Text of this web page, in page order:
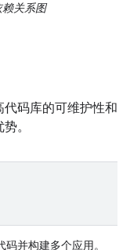
赖关系图
码库的可维护性和
。
并构建多个应用。